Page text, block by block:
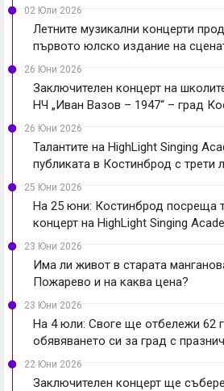
02 Юли 2026
Летните музикални концерти
първото юлско издание на
26 Юни 2026
Заключителен концерт на
НЧ „Иван Вазов – 1947“ – град
26 Юни 2026
Талантите на HighLight Singing
публиката в Костинброд с трети
25 Юни 2026
На 25 юни: Костинброд посреща
концерт на HighLight Singing
23 Юни 2026
Има ли живот в старата
Пожарево и на каква цена?
23 Юни 2026
На 4 юли: Своге ще отбележи 62
обявяването си за град с
22 Юни 2026
Заключителен концерт ще